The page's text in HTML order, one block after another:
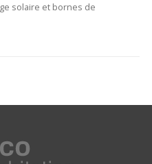
solaire et bornes de